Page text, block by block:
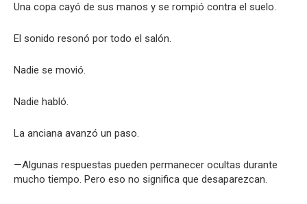
Una copa cayó de sus manos y se rompió contra el suelo.
El sonido resonó por todo el salón.
Nadie se movió.
Nadie habló.
La anciana avanzó un paso.
—Algunas respuestas pueden permanecer ocultas durante
mucho tiempo. Pero eso no significa que desaparezcan.